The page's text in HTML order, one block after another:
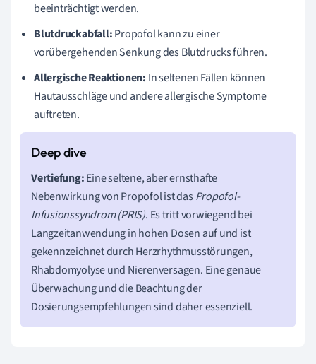
beeinträchtigt werden.
Blutdruckabfall:Propofol kann zu einer
vorübergehenden Senkung des Blutdrucks führen.
Allergische Reaktionen: In seltenen Fällen können
Hautausschläge und andere allergische Symptome
auftreten.
Vertiefung:Eine seltene, aber ernsthafte
Nebenwirkung von Propofol ist das Propofol-
Infusionssyndrom (PRIS). Es tritt vorwiegend bei
Langzeitanwendung in hohen Dosen auf und ist
gekennzeichnet durch Herzrhythmusstörungen,
Rhabdomyolyse und Nierenversagen. Eine genaue
Überwachung und die Beachtung der
Dosierungsempfehlungen sind daher essenziell.